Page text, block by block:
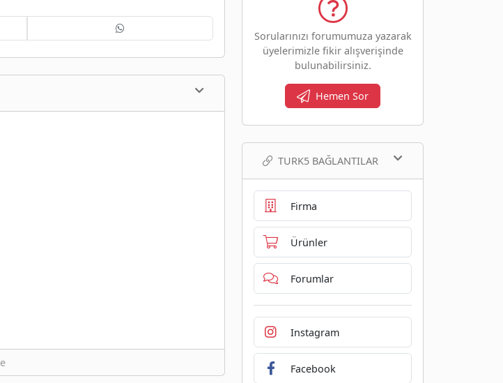
Sorularınızı forumumuza yazarak
üyelerimizle fikir alışverişinde
bulunabilirsiniz.
Hemen Sor
TURK5 BAĞLANTILAR
Firma
Ürünler
Forumlar
Instagram
Facebook